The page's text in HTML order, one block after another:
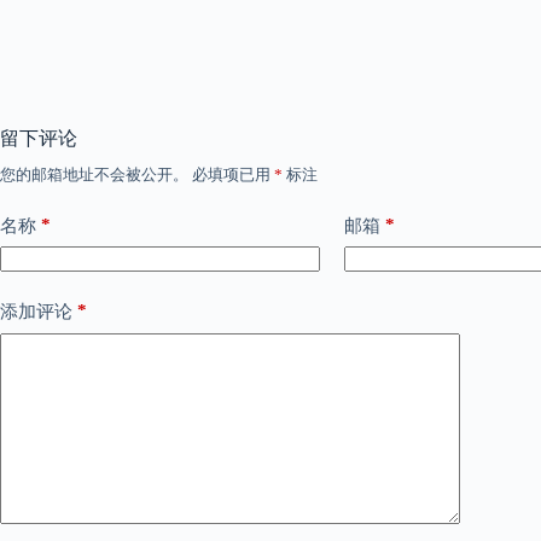
留下评论
您的邮箱地址不会被公开。 必填项已用 * 标注
名称 * 邮箱 *
添加评论 *